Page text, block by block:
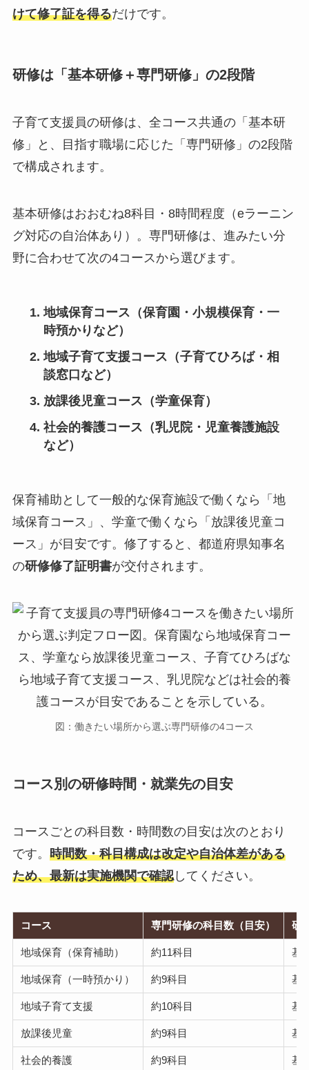
けて修了証を得るだけです。
研修は「基本研修＋専門研修」の2段階
子育て支援員の研修は、全コース共通の「基本研
修」と、目指す職場に応じた「専門研修」の2段階
で構成されます。
基本研修はおおむね8科目・8時間程度（eラーニン
グ対応の自治体あり）。専門研修は、進みたい分
野に合わせて次の4コースから選びます。
地域保育コース（保育園・小規模保育・一
時預かりなど）
地域子育て支援コース（子育てひろば・相
談窓口など）
放課後児童コース（学童保育）
社会的養護コース（乳児院・児童養護施設
など）
保育補助として一般的な保育施設で働くなら「地
域保育コース」、学童で働くなら「放課後児童コ
ース」が目安です。修了すると、都道府県知事名
の研修修了証明書が交付されます。
図：働きたい場所から選ぶ専門研修の4コース
コース別の研修時間・就業先の目安
コースごとの科目数・時間数の目安は次のとおり
です。 時間数・科目構成は改定や自治体差がある
ため、最新は実施機関で確認してください。
コース 専門研修の科目数（目安） 研
地域保育（保育補助） 約11科目 基
地域保育（一時預かり） 約9科目 基
地域子育て支援 約10科目 基
放課後児童 約9科目 基
社会的養護 約9科目 基